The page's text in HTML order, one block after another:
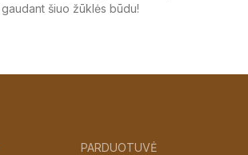
šiuo žūklės būdu!
PARDUOTUVĖ